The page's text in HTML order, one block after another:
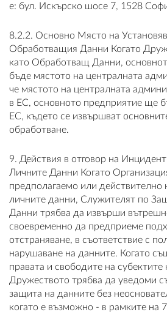
е: бул. Искърско шосе 7, 1528
8.2.2. Основно Място на
Обработващия Данни Когато
като Обработващ Данни,
бъде мястото на централната
че мястото на централната
в ЕС, основното предприятие ще
ЕС, където се извършват
обработване.
9. Действия в отговор на
Личните Данни Когато
предполагаемо или действително
личните данни, Служителят по
Данни трябва да извърши
своевременно да предприеме
отстраняване, в съответствие с
нарушаване на данните. Когато
правата и свободите на субектите
Дружеството трябва да уведоми
защита на данните без
когато е възможно - в рамките на